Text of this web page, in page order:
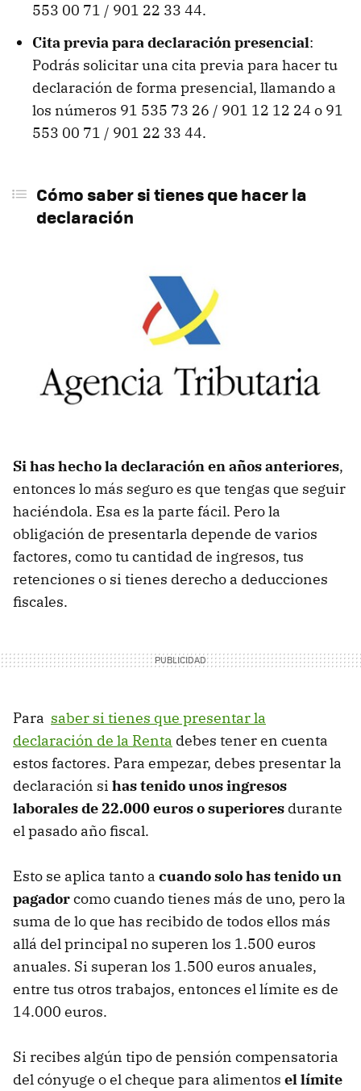
553 00 71 / 901 22 33 44.
Cita previa para declaración presencial:
Podrás solicitar una cita previa para hacer tu
declaración de forma presencial, llamando a
los números 91 535 73 26 / 901 12 12 24 o 91
553 00 71 / 901 22 33 44.
Cómo saber si tienes que hacer la
declaración
Si has hecho la declaración en años anteriores,
entonces lo más seguro es que tengas que seguir
haciéndola. Esa es la parte fácil. Pero la
obligación de presentarla depende de varios
factores, como tu cantidad de ingresos, tus
retenciones o si tienes derecho a deducciones
fiscales.
Para saber si tienes que presentar la
declaración de la Renta debes tener en cuenta
estos factores. Para empezar, debes presentar la
declaración si has tenido unos ingresos
laborales de 22.000 euros o superiores durante
el pasado año fiscal.
Esto se aplica tanto a cuando solo has tenido un
pagadorcomo cuando tienes más de uno, pero la
suma de lo que has recibido de todos ellos más
allá del principal no superen los 1.500 euros
anuales. Si superan los 1.500 euros anuales,
entre tus otros trabajos, entonces el límite es de
14.000 euros.
Si recibes algún tipo de pensión compensatoria
del cónyuge o el cheque para alimentos el límite